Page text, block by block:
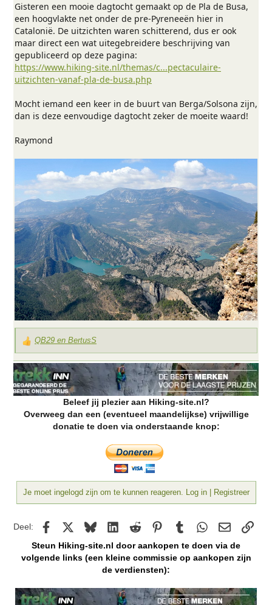
Gisteren een mooie dagtocht gemaakt op de Pla de Busa,
een hoogvlakte net onder de pre-Pyreneeën hier in
Catalonië. De uitzichten waren schitterend, dus er ook
maar direct een wat uitegebreidere beschrijving van
gepubliceerd op deze pagina:
https://www.hiking-site.nl/themas/c...pectaculaire-
uitzichten-vanaf-pla-de-busa.php
Mocht iemand een keer in de buurt van Berga/Solsona zijn,
dan is deze eenvoudige dagtocht zeker de moeite waard!
Raymond
W
a
r
d
n
QB29 en BertusS
Beleef jij plezier aan Hiking-site.nl?
Overweeg dan een (eventueel maandelijkse) vrijwillige
donatie te doen via onderstaande knop:
Je moet ingelogd zijn om te kunnen reageren. Log in | Registreer
Deel: Facebook BlueskyLinkedInReddit PinterestTumblr WhatsApp
E-mail
Steun Hiking-site.nl door aankopen te doen via de
volgende links (een kleine commissie op aankopen zijn
de verdiensten):